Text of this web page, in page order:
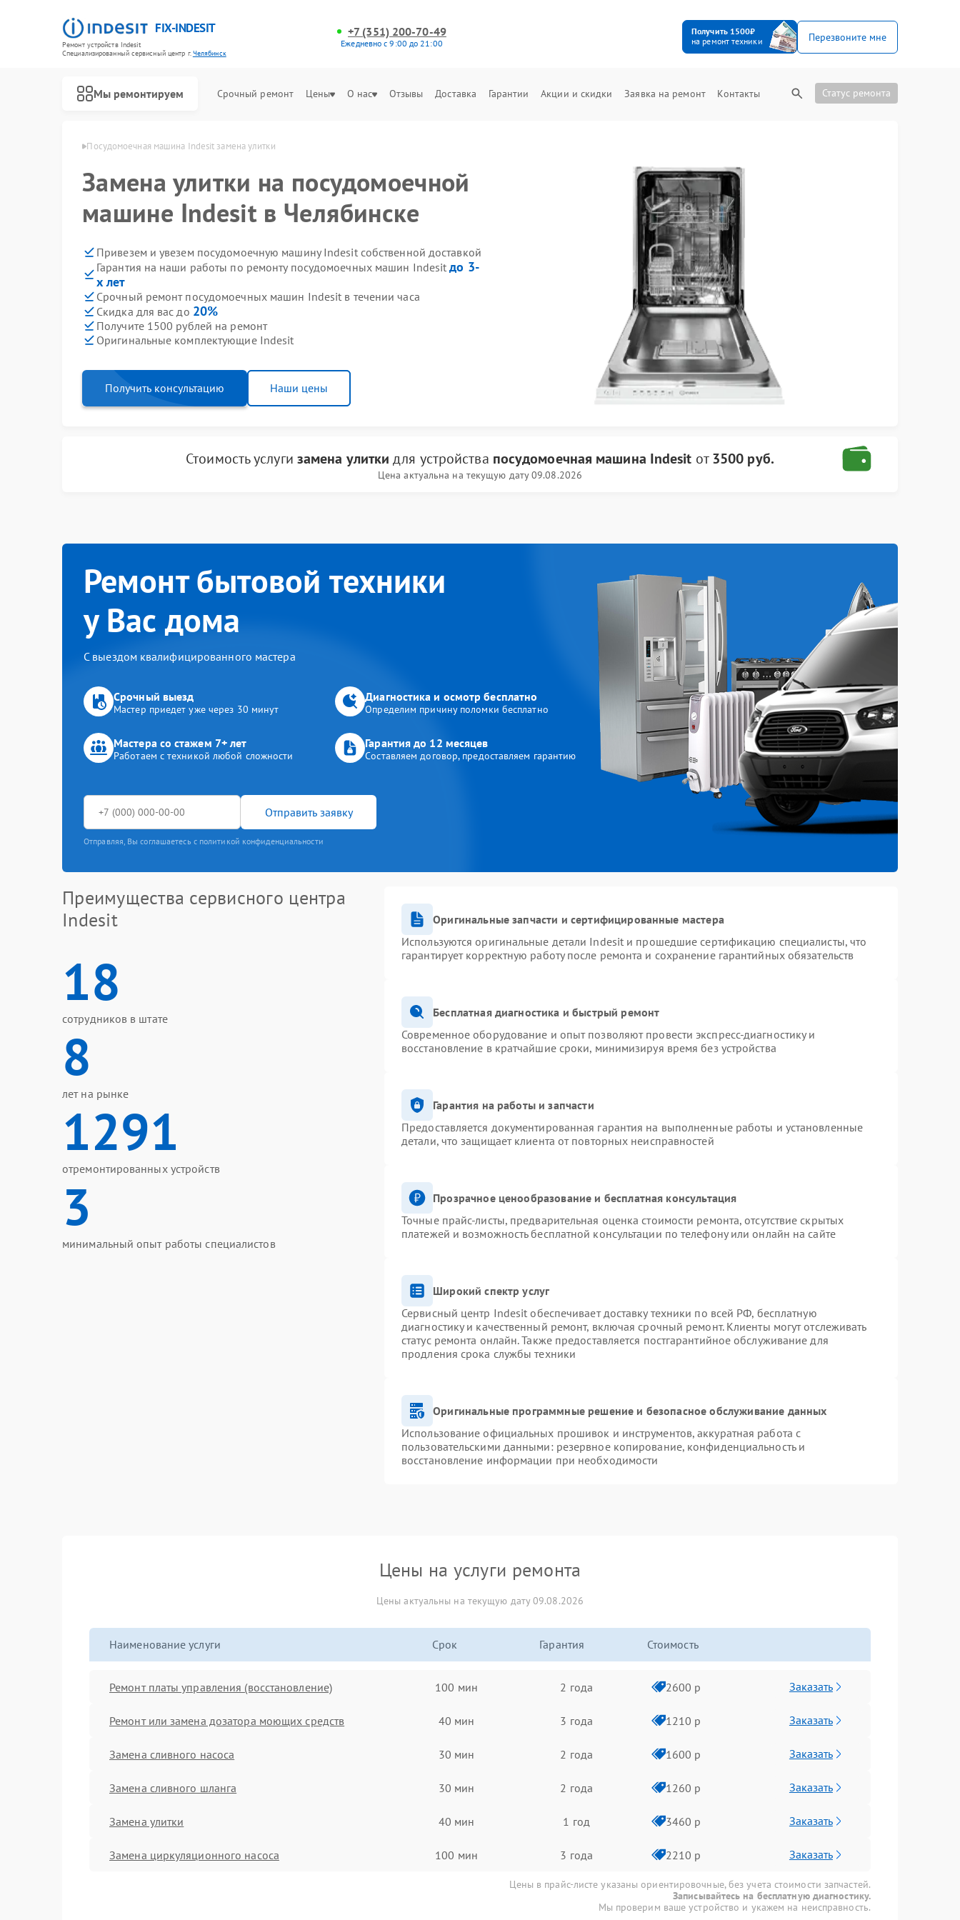
FIX-INDESIT
Ремонт устройств Indesit
Специализированный cервисный центр г.Челябинск
+7 (351) 200-70-49
Ежедневно с 9:00 до 21:00
Получить 1500₽
на ремонт техники
Перезвоните мне
Мы ремонтируем Срочный ремонт Цены О нас Отзывы Доставка Гарантии Акции и скидки Заявка на ремонт Контакты Статус ремонта
в Челябинске Посудомоечная машина Indesit замена улитки
Замена улитки на посудомоечной
машине Indesit в Челябинске
Привезем и увезем посудомоечную машину Indesit собственной доставкой
Гарантия на наши работы по ремонту посудомоечных машин Indesitдо 3-
х лет
Срочный ремонт посудомоечных машин Indesit в течении часа
Скидка для вас до 20%
Получите 1500 рублей на ремонт
Оригинальные комплектующие Indesit
Получить консультацию Наши цены
Стоимость услуги замена улитки для устройства посудомоечная машина Indesit от3500 руб.
Цена актуальна на текущую дату 09.08.2026
Ремонт бытовой техники
у Вас дома
С выездом квалифицированного мастера
Срочный выезд
Мастер приедет уже через 30 минут
Диагностика и осмотр бесплатно
Определим причину поломки бесплатно
Мастера со стажем 7+ лет
Работаем с техникой любой сложности
Гарантия до 12 месяцев
Составляем договор, предоставляем гарантию
Отправить заявку
Отправляя, Вы соглашаетесь с политикой конфиденциальности
Преимущества сервисного центра
Indesit
18
сотрудников в штате
8
лет на рынке
1291
отремонтированных устройств
3
минимальный опыт работы специалистов
Оригинальные запчасти и сертифицированные мастера
Используются оригинальные детали Indesit и прошедшие сертификацию специалисты, что
гарантирует корректную работу после ремонта и сохранение гарантийных обязательств
Бесплатная диагностика и быстрый ремонт
Современное оборудование и опыт позволяют провести экспресс-диагностику и
восстановление в кратчайшие сроки, минимизируя время без устройства
Гарантия на работы и запчасти
Предоставляется документированная гарантия на выполненные работы и установленные
детали, что защищает клиента от повторных неисправностей
Прозрачное ценообразование и бесплатная консультация
Точные прайс-листы, предварительная оценка стоимости ремонта, отсутствие скрытых
платежей и возможность бесплатной консультации по телефону или онлайн на сайте
Широкий спектр услуг
Сервисный центр Indesit обеспечивает доставку техники по всей РФ, бесплатную
диагностику и качественный ремонт, включая срочный ремонт. Клиенты могут отслеживать
статус ремонта онлайн. Также предоставляется постгарантийное обслуживание для
продления срока службы техники
Оригинальные программные решение и безопасное обслуживание данных
Использование официальных прошивок и инструментов, аккуратная работа с
пользовательскими данными: резервное копирование, конфиденциальность и
восстановление информации при необходимости
Цены на услуги ремонта
Цены актуальны на текущую дату 09.08.2026
Наименование услуги Срок Гарантия Стоимость
Ремонт платы управления (восстановление) 100 мин 2 года 2600 р Заказать
Ремонт или замена дозатора моющих средств 40 мин 3 года 1210 р Заказать
Замена сливного насоса 30 мин 2 года 1600 р Заказать
Замена сливного шланга 30 мин 2 года 1260 р Заказать
Замена улитки 40 мин 1 год 3460 р Заказать
Замена циркуляционного насоса 100 мин 3 года 2210 р Заказать
Цены в прайс-листе указаны ориентировочные, без учета стоимости запчастей.
Записывайтесь на бесплатную диагностику.
Мы проверим ваше устройство и укажем на неисправность.